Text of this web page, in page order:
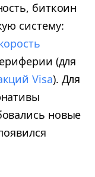
биткоин
систему:
(для
Visa). Для
новые